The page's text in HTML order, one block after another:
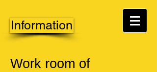
Information
Work room of